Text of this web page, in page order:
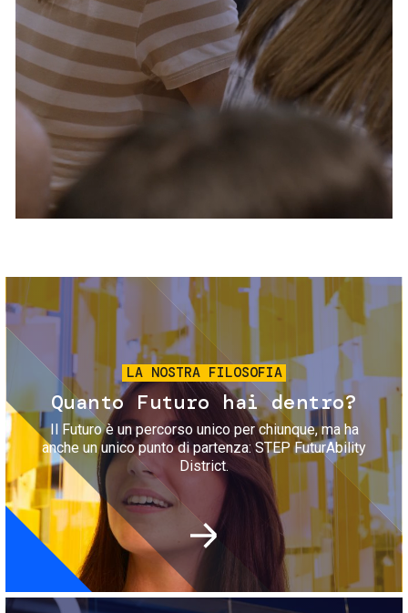
Servizi e accessibilità
Contatti
FAQ
Biglietti
Immagine
LA NOSTRA FILOSOFIA
Quanto Futuro hai dentro?
Il Futuro è un percorso unico per chiunque, ma ha
anche un unico punto di partenza: STEP FuturAbility
District.
Immagine